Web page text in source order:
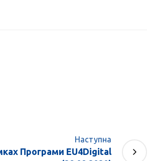
Наступна
Програми EU4Digital